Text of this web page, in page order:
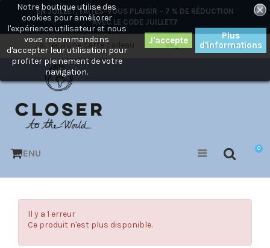
EN JUILLET, FAITES-VOUS PLAISIR – 7 % DE RÉDUCTION
AVEC LE CODE JUILLET7
×
Mon compte
Blog
J'ai reçu une carte cadeau
0
MENU
Notre boutique utilise des
cookies pour améliorer
l'expérience utilisateur et nous
vous recommandons
d'accepter leur utilisation pour
profiter pleinement de votre
navigation.
Plus
d'informations
Il y a 1 erreur
Ce produit n'est plus disponible.